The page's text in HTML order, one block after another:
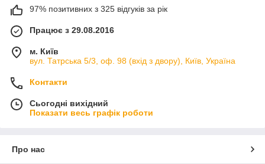
97% позитивних з 325 відгуків за рік
Працює з 29.08.2016
м. Київ
вул. Татрська 5/3, оф. 98 (вхід з двору), Київ, Україна
Контакти
Сьогодні вихідний
Показати весь графік роботи
Про нас